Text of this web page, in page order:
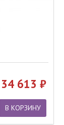
34 613
В КОРЗИНУ